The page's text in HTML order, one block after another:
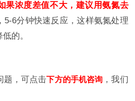
果浓度差值不大，建议用氨氮去
5-6分钟快速反应，这样氨氮处理
的。
题，可点击 下方的手机咨询 ，我们